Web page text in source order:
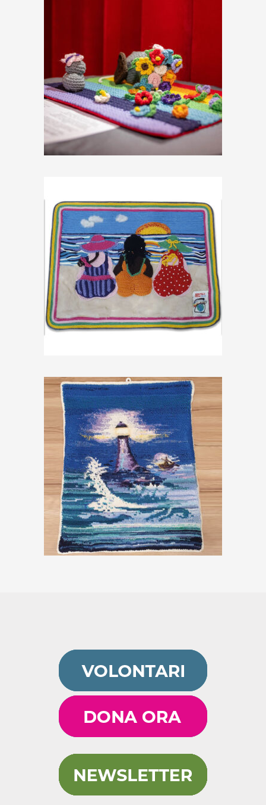
Mettete dei fiori nei
vostri cannoni
€25,00
Arazzo “Benessere al
tramonto”
Arazzo “Oltre la
Tempesta”
€59,00